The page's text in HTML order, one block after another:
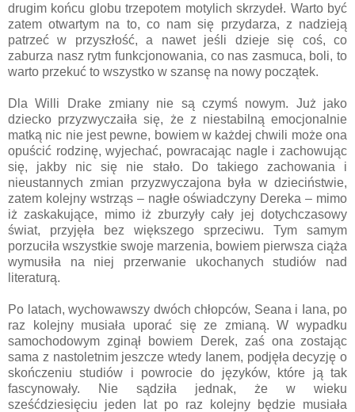
drugim końcu globu trzepotem motylich skrzydeł. Warto być
zatem otwartym na to, co nam się przydarza, z nadzieją
patrzeć w przyszłość, a nawet jeśli dzieje się coś, co
zaburza nasz rytm funkcjonowania, co nas zasmuca, boli, to
warto przekuć to wszystko w szansę na nowy początek.
Dla Willi Drake zmiany nie są czymś nowym. Już jako
dziecko przyzwyczaiła się, że z niestabilną emocjonalnie
matką nic nie jest pewne, bowiem w każdej chwili może ona
opuścić rodzinę, wyjechać, powracając nagle i zachowując
się, jakby nic się nie stało. Do takiego zachowania i
nieustannych zmian przyzwyczajona była w dzieciństwie,
zatem kolejny wstrząs – nagłe oświadczyny Dereka – mimo
iż zaskakujące, mimo iż zburzyły cały jej dotychczasowy
świat, przyjęła bez większego sprzeciwu. Tym samym
porzuciła wszystkie swoje marzenia, bowiem pierwsza ciąża
wymusiła na niej przerwanie ukochanych studiów nad
literaturą.
Po latach, wychowawszy dwóch chłopców, Seana i Iana, po
raz kolejny musiała uporać się ze zmianą. W wypadku
samochodowym zginął bowiem Derek, zaś ona zostając
sama z nastoletnim jeszcze wtedy Ianem, podjęła decyzję o
skończeniu studiów i powrocie do języków, które ją tak
fascynowały. Nie sądziła jednak, że w wieku
sześćdziesięciu jeden lat po raz kolejny będzie musiała